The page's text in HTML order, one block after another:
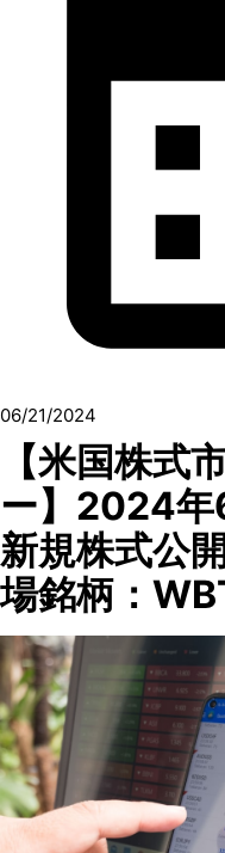
06/21/2024
【米国株式
ー】2024
新規株式公
場銘柄：